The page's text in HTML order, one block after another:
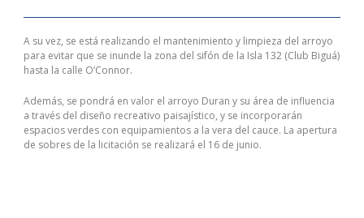
A su vez, se está realizando el mantenimiento y limpieza del arroyo
para evitar que se inunde la zona del sifón de la Isla 132 (Club Biguá)
hasta la calle O’Connor.
Además, se pondrá en valor el arroyo Duran y su área de influencia
a través del diseño recreativo paisajístico, y se incorporarán
espacios verdes con equipamientos a la vera del cauce. La apertura
de sobres de la licitación se realizará el 16 de junio.